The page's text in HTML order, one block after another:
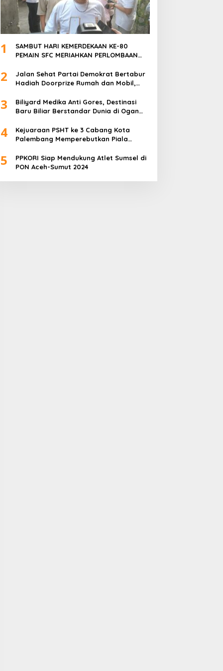
1
SAMBUT HARI KEMERDEKAAN KE-80
PEMAIN SFC MERIAHKAN PERLOMBAAN
2
Jalan Sehat Partai Demokrat Bertabur
Hadiah Doorprize Rumah dan Mobil,
3
Biliyard Medika Anti Gores, Destinasi
Baru Biliar Berstandar Dunia di Ogan
4
Kejuaraan PSHT ke 3 Cabang Kota
Palembang Memperebutkan Piala
5
PPKORI Siap Mendukung Atlet Sumsel di
PON Aceh-Sumut 2024